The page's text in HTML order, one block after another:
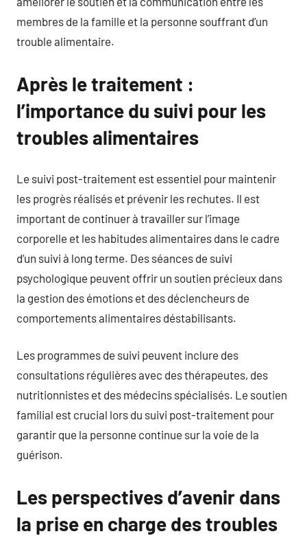
membres de la famille et la personne souffrant d’un
trouble alimentaire.
Après le traitement :
l’importance du suivi pour les
troubles alimentaires
Le suivi post-traitement est essentiel pour maintenir
les progrès réalisés et prévenir les rechutes. Il est
important de continuer à travailler sur l’image
corporelle et les habitudes alimentaires dans le cadre
d’un suivi à long terme. Des séances de suivi
psychologique peuvent offrir un soutien précieux dans
la gestion des émotions et des déclencheurs de
comportements alimentaires déstabilisants.
Les programmes de suivi peuvent inclure des
consultations régulières avec des thérapeutes, des
nutritionnistes et des médecins spécialisés. Le soutien
familial est crucial lors du suivi post-traitement pour
garantir que la personne continue sur la voie de la
guérison.
Les perspectives d’avenir dans
la prise en charge des troubles